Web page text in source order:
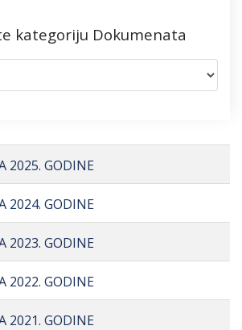
kategoriju Dokumenata
2025. GODINE
2024. GODINE
2023. GODINE
2022. GODINE
2021. GODINE